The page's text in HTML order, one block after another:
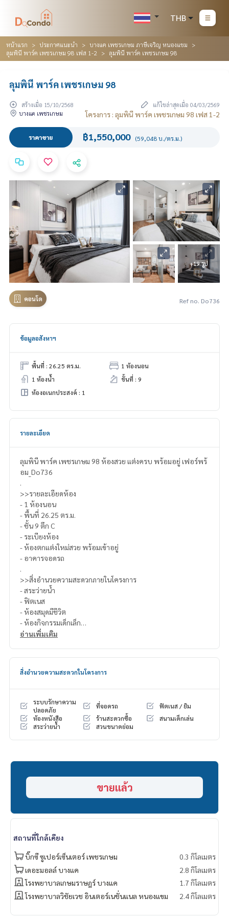
THB
หน้าแรก ประกาศแนะนำ
บางแค เพชรเกษม ภาษีเจริญ หนองแขม
ลุมพินี พาร์ค เพชรเกษม 98 เฟส 1-2
ลุมพินี พาร์ค เพชรเกษม 98
ลุมพินี พาร์ค เพชรเกษม 98
สร้างเมื่อ 15/10/2568
แก้ไขล่าสุดเมื่อ 04/03/2569
บางแค เพชรเกษม
โครงการ : ลุมพินี พาร์ค เพชรเกษม 98 เฟส 1-2
ราคาขาย ฿1,550,000 (59,048 บ./ตร.ม.)
+19 รูป
คอนโด Ref no. Do736
ข้อมูลอสังหาฯ
พื้นที่ : 26.25 ตร.ม.
1 ห้องนอน
1 ห้องน้ำ
ชั้นที่ : 9
ห้องอเนกประสงค์ : 1
รายละเอียด
ลุมพินี พาร์ค เพชรเกษม 98 ห้องสวย แต่งครบ พร้อมอยู่ เฟอร์พร้
อม_Do736
.
>>รายละเอียดห้อง
- 1 ห้องนอน
- พื้นที่ 26.25 ตร.ม.
- ชั้น 9 ตึก C
- ระเบียงห้อง
- ห้องตกแต่งใหม่สวย พร้อมเข้าอยู่
- อาคารจอดรถ
.
>>สิ่งอำนวยความสะดวกภายในโครงการ
- สระว่ายน้ำ
- ฟิตเนส
- ห้องสมุดมีชีวิต
- ห้องกิจกรรมเด็กเล็ก
- สวนออกกำลังกายกลางแจ้ง
- สระว่ายน้ำ
- ห้องออกกำลังกาย
>>สถานที่ใกล้เคียง
-MRTบางแค
- เดอะมอลล์ บางแค
- ซีคอน บางแค
- บิ๊กซี เพชรเกษม
- โรงพยาบาลเกษมราษฎร์ บางแค
- โรงพยาบาลพญาไท 3
สนใจติดต่อฟลุ๊ค099-287-9294
.
DoCondo.com
>>>>>>>>>
1,550,000
อ่านเพิ่มเติม
สิ่งอำนวยความสะดวกในโครงการ
ระบบรักษาความ
ปลอดภัย
ที่จอดรถ
ฟิตเนส / ยิม
ห้องหนังสือ
ร้านสะดวกซื้อ
สนามเด็กเล่น
สระว่ายน้ำ
สวนขนาดย่อม
ขายแล้ว
สถานที่ใกล้เคียง
บิ๊กซี ซูเปอร์เซ็นเตอร์ เพชรเกษม
0.3 กิโลเมตร
เดอะมอลล์ บางแค
2.8 กิโลเมตร
โรงพยาบาลเกษมราษฎร์ บางแค
1.7 กิโลเมตร
โรงพยาบาลวิชัยเวช อินเตอร์เนชั่นแนล หนองแขม
2.4 กิโลเมตร